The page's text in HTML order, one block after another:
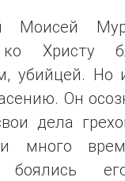
Моисей
ко Христу
убийцей. Но
Он
дела
много
боялись